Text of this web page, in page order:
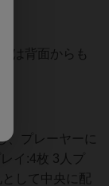
は背面からも
プレーヤーに
イ:4枚 3人プ
して中央に配